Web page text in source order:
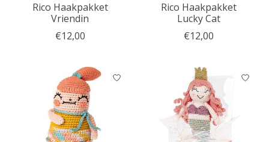
Rico Haakpakket
Vriendin
€12,00
Rico Haakpakket
Lucky Cat
€12,00